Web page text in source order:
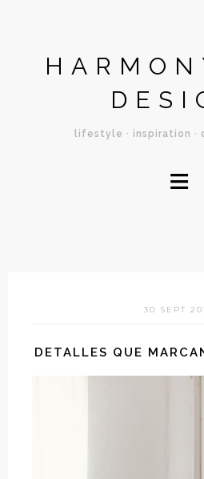
lifestyle · inspiration ·
≡
30 SEPT
DETALLES QUE